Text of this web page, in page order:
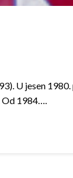
U jesen
Od 1984….